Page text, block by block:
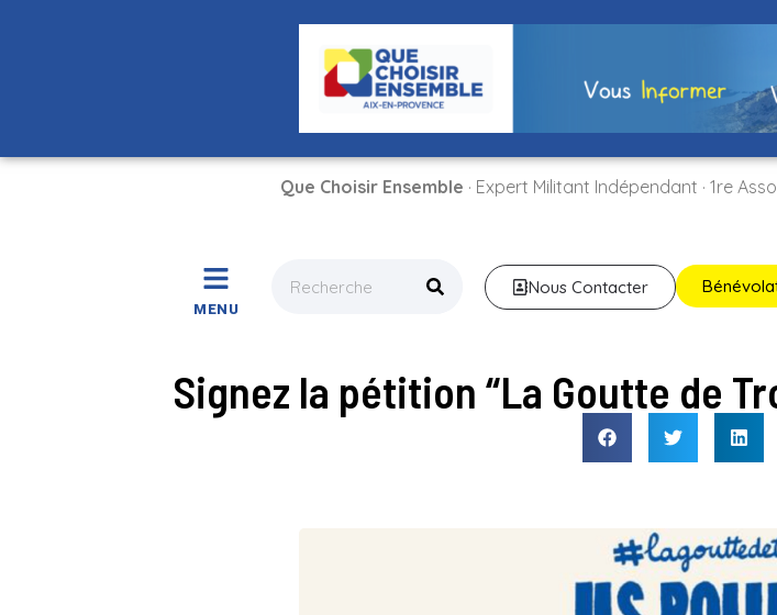
Que Choisir Ensemble · Expert Militant Indépendant · 1re
MENU
Nous Contacter
Signez la pétition “La Goutte de